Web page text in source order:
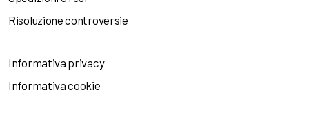
Risoluzione controversie
Informativa privacy
Informativa cookie